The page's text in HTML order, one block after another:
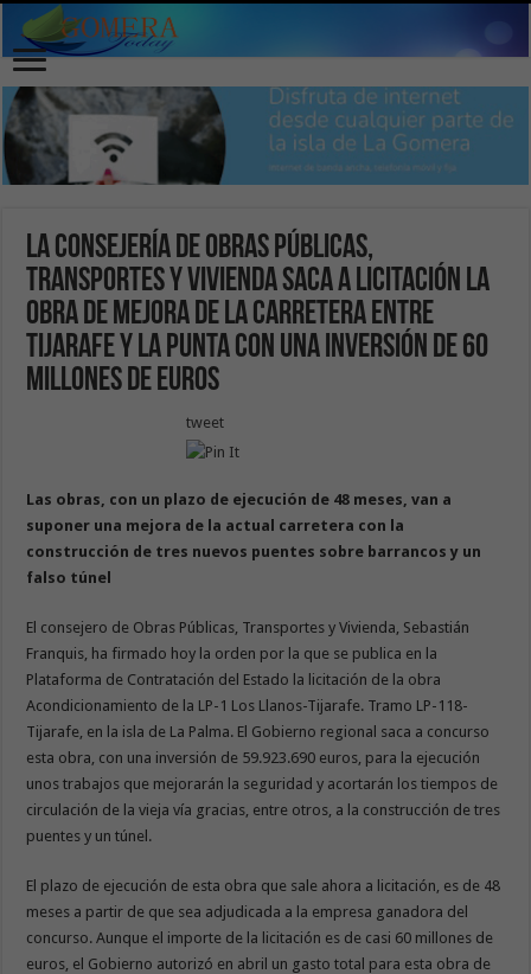
La Consejería de Obras Públicas,
Transportes y Vivienda saca a licitación la
obra de mejora de la carretera entre
Tijarafe y La Punta con una inversión de 60
millones de euros
tweet
Las obras, con un plazo de ejecución de 48 meses, van a
suponer una mejora de la actual carretera con la
construcción de tres nuevos puentes sobre barrancos y un
falso túnel
El consejero de Obras Públicas, Transportes y Vivienda, Sebastián
Franquis, ha firmado hoy la orden por la que se publica en la
Plataforma de Contratación del Estado la licitación de la obra
Acondicionamiento de la LP-1 Los Llanos-Tijarafe. Tramo LP-118-
Tijarafe, en la isla de La Palma. El Gobierno regional saca a concurso
esta obra, con una inversión de 59.923.690 euros, para la ejecución
unos trabajos que mejorarán la seguridad y acortarán los tiempos de
circulación de la vieja vía gracias, entre otros, a la construcción de tres
puentes y un túnel.
El plazo de ejecución de esta obra que sale ahora a licitación, es de 48
meses a partir de que sea adjudicada a la empresa ganadora del
concurso. Aunque el importe de la licitación es de casi 60 millones de
euros, el Gobierno autorizó en abril un gasto total para esta obra de